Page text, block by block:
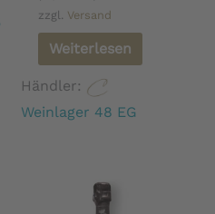
zzgl. Versand
Weiterlesen
Händler:
Weinlager 48 EG